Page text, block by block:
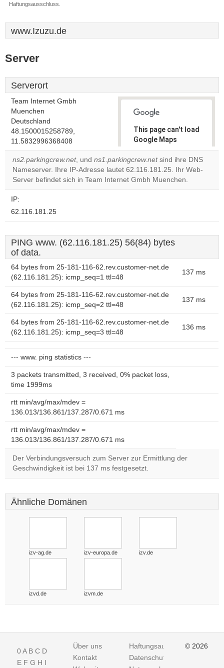
Haftungsausschluss.
www.Izuzu.de
Server
Serverort
Team Internet Gmbh
Muenchen
Deutschland
48.1500015258789,
11.5832996368408
This page can't load
Google Maps
correctly.
Do you
own this
ns2.parkingcrew.net, und ns1.parkingcrew.netsind ihre DNS
Nameserver. Ihre IP-Adresse lautet 62.116.181.25. Ihr Web-
Server befindet sich in Team Internet Gmbh Muenchen.
IP:
62.116.181.25
PING www. (62.116.181.25) 56(84) bytes
of data.
64 bytes from 25-181-116-62.rev.customer-net.de
(62.116.181.25): icmp_seq=1 ttl=48
137 ms
64 bytes from 25-181-116-62.rev.customer-net.de
(62.116.181.25): icmp_seq=2 ttl=48
137 ms
64 bytes from 25-181-116-62.rev.customer-net.de
(62.116.181.25): icmp_seq=3 ttl=48
136 ms
--- www. ping statistics ---
3 packets transmitted, 3 received, 0% packet loss,
time 1999ms
rtt min/avg/max/mdev =
136.013/136.861/137.287/0.671 ms
rtt min/avg/max/mdev =
136.013/136.861/137.287/0.671 ms
Der Verbindungsversuch zum Server zur Ermittlung der
Geschwindigkeit ist bei 137 ms festgesetzt.
Ähnliche Domänen
izv-ag.de izv-europa.de izv.de
izvd.de izvm.de
0A B C D
E F G H I
Über uns
Kontakt
Haftungsausschluss
Datenschutz
© 2026